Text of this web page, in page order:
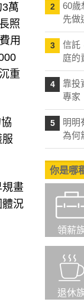
萬
照
用
重
規畫
體況
2
60歲
先做
3
信託
庭的
4
靠投
專家
5
明明
為何
你是哪
領薪
退休